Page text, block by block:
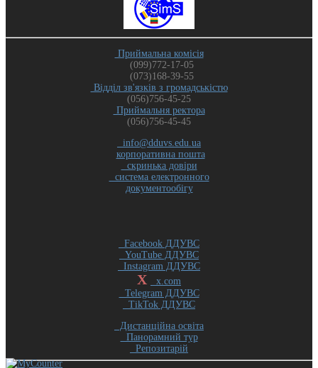
Приймальна комісія
(099)772-17-05
(073)168-39-55
Відділ зв'язків з громадськістю
(056)756-45-25
Приймальня ректора
(056)756-45-45
info@dduvs.edu.ua
корпоративна пошта
скринька довіри
система електронного
документообігу
Facebook ДДУВС
YouTube ДДУВС
Instagram ДДУВС
X
x.com
Telegram ДДУВС
TikTok ДДУВС
Дистанційна освіта
Панорамний тур
Репозитарій